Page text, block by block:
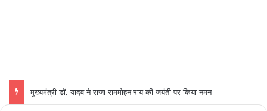
मुख्यमंत्री डॉ. यादव ने राजा राममोहन राय की जयंती पर किया नमन